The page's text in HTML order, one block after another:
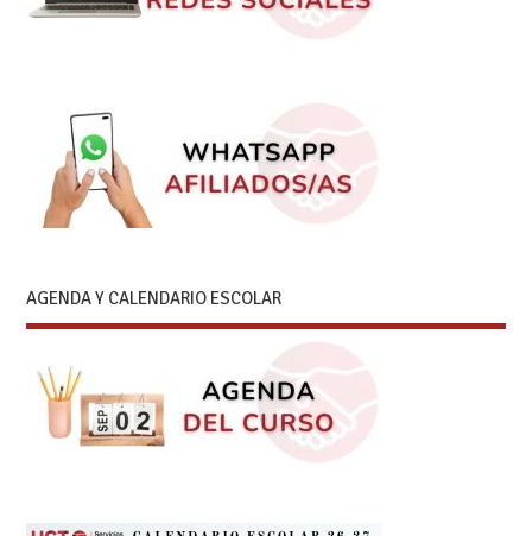
AGENDA Y CALENDARIO ESCOLAR